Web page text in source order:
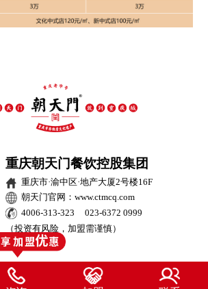
重庆朝天门餐饮控股集团
重庆市·渝中区·地产大厦2号楼16F
朝天门官网：www.ctmcq.com
4006-313-323 023-6372 0999
（投资有风险，加盟需谨慎）